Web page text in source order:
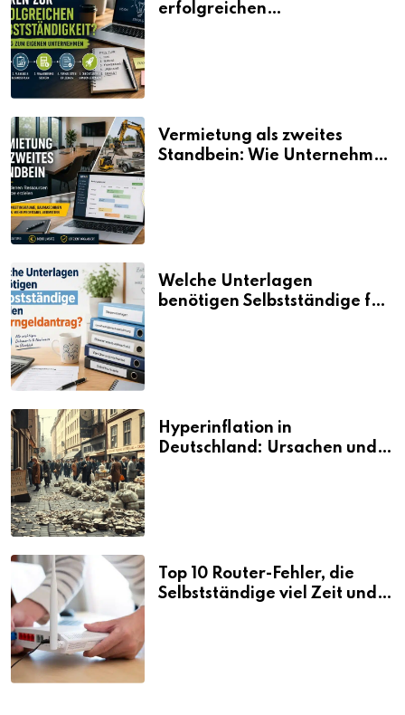
erfolgreichen
Vermietung als zweites
Standbein: Wie Unternehmen
Welche Unterlagen
benötigen Selbstständige für
Hyperinflation in
Deutschland: Ursachen und
Top 10 Router-Fehler, die
Selbstständige viel Zeit und